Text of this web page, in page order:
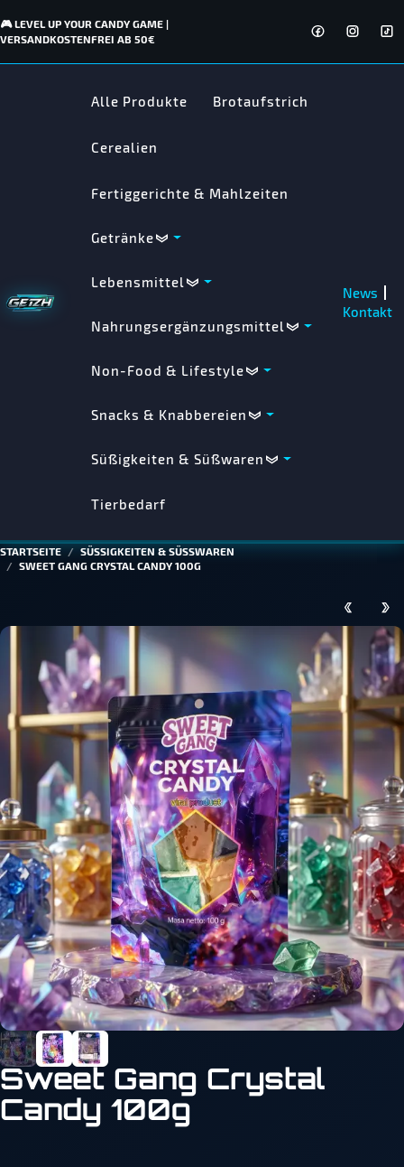
🎮 LEVEL UP YOUR CANDY GAME |
VERSANDKOSTENFREI AB 50€
Alle Produkte Brotaufstrich
Cerealien
Fertiggerichte & Mahlzeiten
Getränke
Lebensmittel
Nahrungsergänzungsmittel
Non-Food & Lifestyle
Snacks & Knabbereien
Süßigkeiten & Süßwaren
Tierbedarf
News
Kontakt
STARTSEITE
SÜSSIGKEITEN & SÜSSWAREN
SWEET GANG CRYSTAL CANDY 100G
Sweet Gang Crystal
Candy 100g